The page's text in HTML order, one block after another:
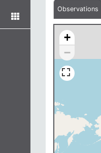
Observations
+
−